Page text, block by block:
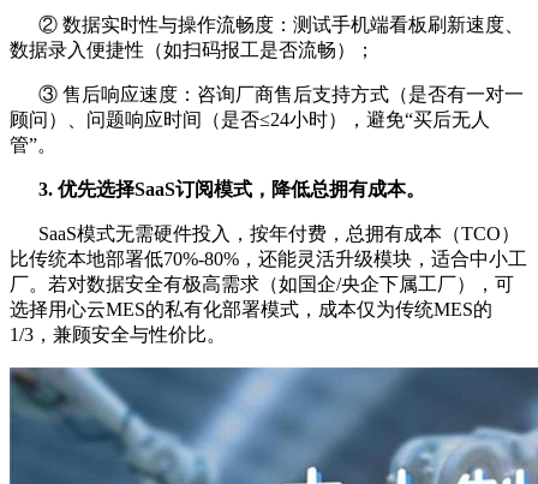
② 数据实时性与操作流畅度：测试手机端看板刷新速度、
数据录入便捷性（如扫码报工是否流畅）；
③ 售后响应速度：咨询厂商售后支持方式（是否有一对一
顾问）、问题响应时间（是否≤24小时），避免“买后无人
管”。
3. 优先选择SaaS订阅模式，降低总拥有成本。
SaaS模式无需硬件投入，按年付费，总拥有成本（TCO）
比传统本地部署低70%-80%，还能灵活升级模块，适合中小工
厂。若对数据安全有极高需求（如国企/央企下属工厂），可
选择用心云MES的私有化部署模式，成本仅为传统MES的
1/3，兼顾安全与性价比。